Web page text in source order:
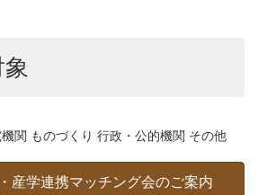
関 ものづくり 行政・公的機関 その他
産学連携マッチング会のご案内